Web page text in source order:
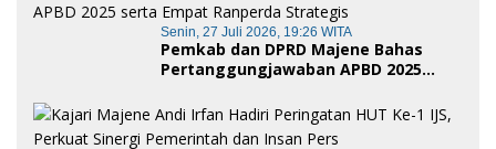
Senin, 27 Juli 2026, 19:26 WITA
Pemkab dan DPRD Majene Bahas
Pertanggungjawaban APBD 2025